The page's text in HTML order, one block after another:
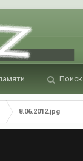
Поиск
8.06.2012.jpg